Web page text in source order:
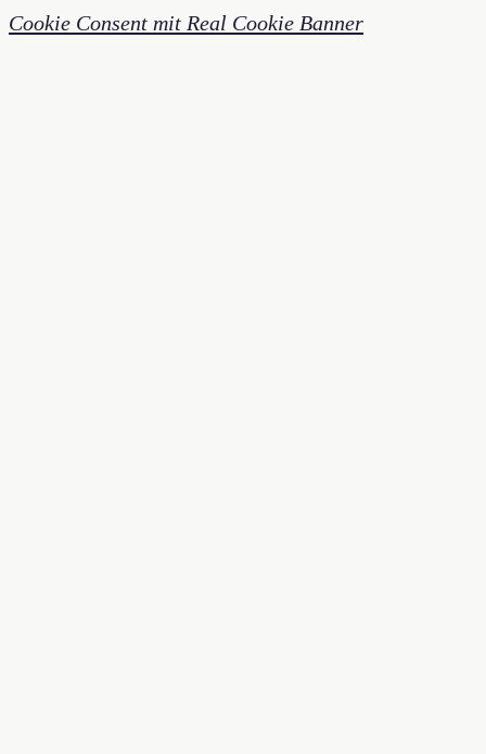
Cookie Consent mit Real Cookie Banner